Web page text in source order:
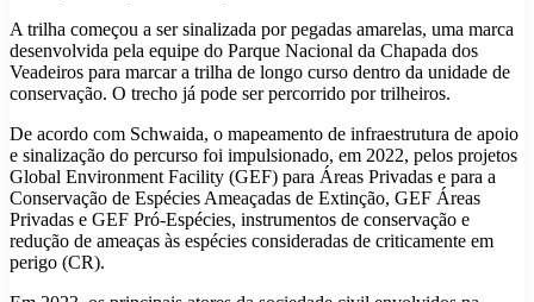
A trilha começou a ser sinalizada por pegadas amarelas, uma marca
desenvolvida pela equipe do Parque Nacional da Chapada dos
Veadeiros para marcar a trilha de longo curso dentro da unidade de
conservação. O trecho já pode ser percorrido por trilheiros.
De acordo com Schwaida, o mapeamento de infraestrutura de apoio
e sinalização do percurso foi impulsionado, em 2022, pelos projetos
Global Environment Facility (GEF) para Áreas Privadas e para a
Conservação de Espécies Ameaçadas de Extinção, GEF Áreas
Privadas e GEF Pró-Espécies, instrumentos de conservação e
redução de ameaças às espécies consideradas de criticamente em
perigo (CR).